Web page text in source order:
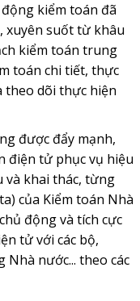
kiểm toán đã
xuyên suốt từ khâu
kiểm toán trung
toán chi tiết, thực
theo dõi thực hiện
được đẩy mạnh,
điện tử phục vụ hiệu
và khai thác, từng
của Kiểm toán Nhà
động và tích cực
tử với các bộ,
nước... theo các